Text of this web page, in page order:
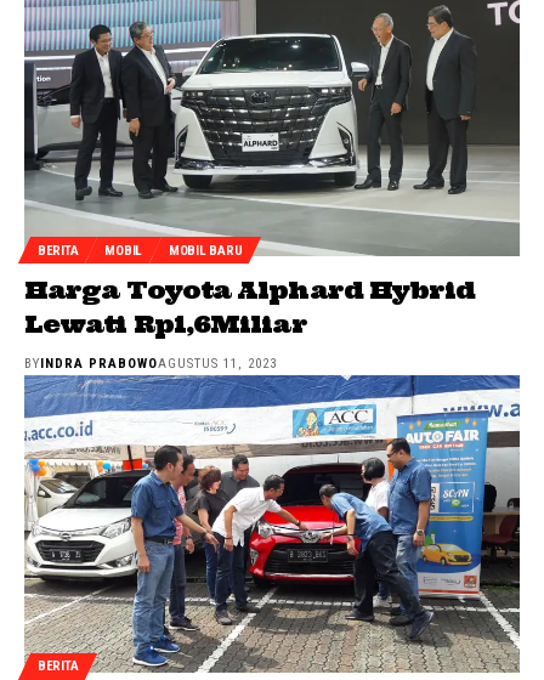
BERITA MOBIL MOBIL BARU
Harga Toyota Alphard Hybrid
Lewati Rp1,6Miliar
BYINDRA PRABOWOAGUSTUS 11, 2023
BERITA